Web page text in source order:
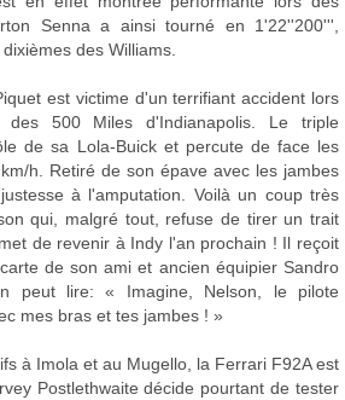
Senna a ainsi tourné en 1'22''200''',
des Williams.
est victime d'un terrifiant accident lors
des 500 Miles d'Indianapolis. Le triple
de sa Lola-Buick et percute de face les
h. Retiré de son épave avec les jambes
à l'amputation. Voilà un coup très
qui, malgré tout, refuse de tirer un trait
de revenir à Indy l'an prochain ! Il reçoit
de son ami et ancien équipier Sandro
peut lire: « Imagine, Nelson, le pilote
mes bras et tes jambes ! »
à Imola et au Mugello, la Ferrari F92A est
Postlethwaite décide pourtant de tester